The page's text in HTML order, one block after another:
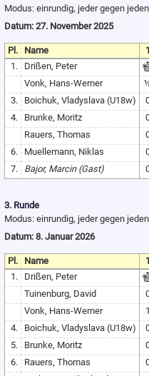
Modus: einrundig, jeder gegen
Datum: 27. November 2025
Pl. Name
1.
Drißen, Peter
Vonk, Hans-Werner
3.
Boichuk, Vladyslava (U18w)
4.
Brunke, Moritz
Rauers, Thomas
6.
Muellemann, Niklas
7.
Bajor, Marcin (Gast)
3. Runde
Modus: einrundig, jeder gegen
Datum: 8. Januar 2026
Pl. Name
1.
Drißen, Peter
Tuinenburg, David
Vonk, Hans-Werner
4.
Boichuk, Vladyslava (U18w)
5.
Brunke, Moritz
6.
Rauers, Thomas